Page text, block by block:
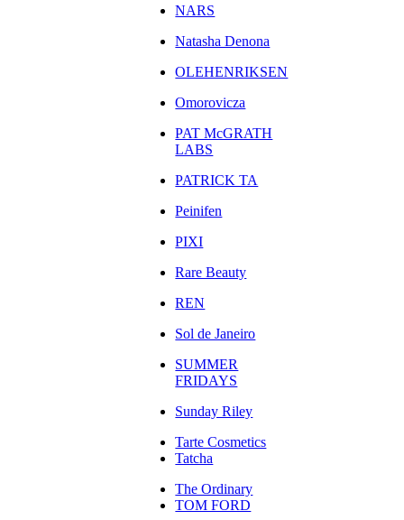
NARS
Natasha Denona
OLEHENRIKSEN
Omorovicza
PAT McGRATH
LABS
PATRICK TA
Peinifen
PIXI
Rare Beauty
REN
Sol de Janeiro
SUMMER
FRIDAYS
Sunday Riley
Tarte Cosmetics
Tatcha
The Ordinary
TOM FORD